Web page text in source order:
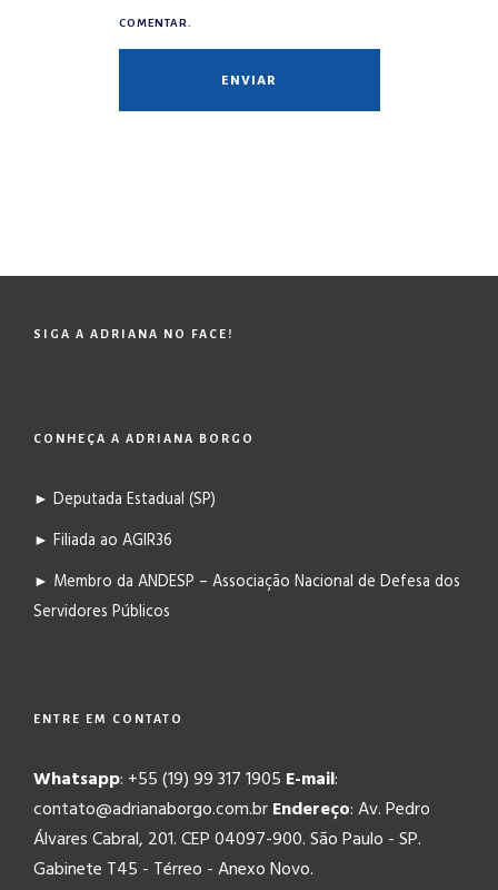
COMENTAR.
SIGA A ADRIANA NO FACE!
CONHEÇA A ADRIANA BORGO
► Deputada Estadual (SP)
► Filiada ao AGIR36
► Membro da ANDESP – Associação Nacional de Defesa dos
Servidores Públicos
ENTRE EM CONTATO
Whatsapp: +55 (19) 99 317 1905 E-mail:
contato@adrianaborgo.com.brEndereço: Av. Pedro
Álvares Cabral, 201. CEP 04097-900. São Paulo - SP.
Gabinete T45 - Térreo - Anexo Novo.